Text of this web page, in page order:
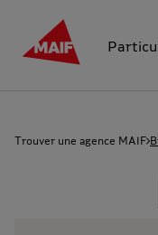
Trouver une agence MAIF